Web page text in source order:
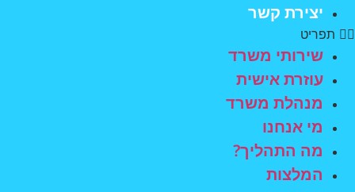
יצירת קשר
תפריט
שירותי משרד
עוזרת אישית
מנהלת משרד
מי אנחנו
מה התהליך?
המלצות